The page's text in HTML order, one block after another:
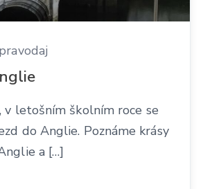
v letošním školním roce se
do Anglie. Poznáme krásy
a […]